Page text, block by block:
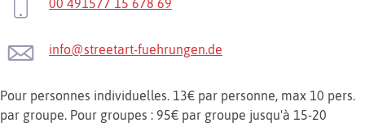
00 491577 15 678 69
info@streetart-fuehrungen.de
Pour personnes individuelles. 13€ par personne, max 10 pers.
par groupe. Pour groupes : 95€ par groupe jusqu'à 15-20